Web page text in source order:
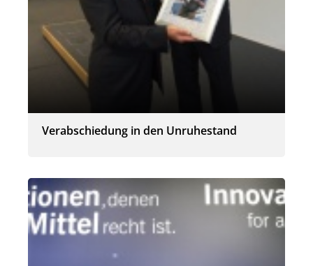
Verabschiedung in den Unruhestand